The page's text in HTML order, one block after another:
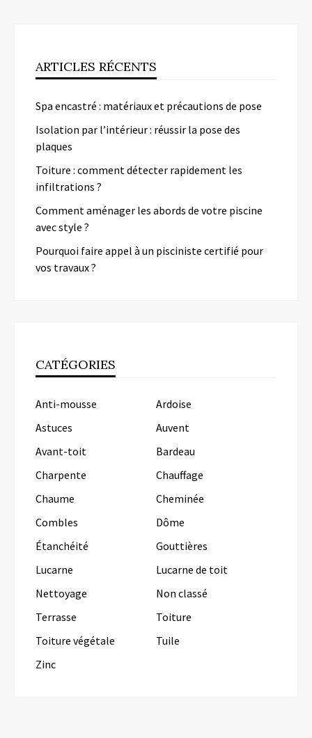
ARTICLES RÉCENTS
Spa encastré : matériaux et précautions de pose
Isolation par l’intérieur : réussir la pose des
plaques
Toiture : comment détecter rapidement les
infiltrations ?
Comment aménager les abords de votre piscine
avec style ?
Pourquoi faire appel à un pisciniste certifié pour
vos travaux ?
CATÉGORIES
Anti-mousse
Ardoise
Astuces
Auvent
Avant-toit
Bardeau
Charpente
Chauffage
Chaume
Cheminée
Combles
Dôme
Étanchéité
Gouttières
Lucarne
Lucarne de toit
Nettoyage
Non classé
Terrasse
Toiture
Toiture végétale
Tuile
Zinc